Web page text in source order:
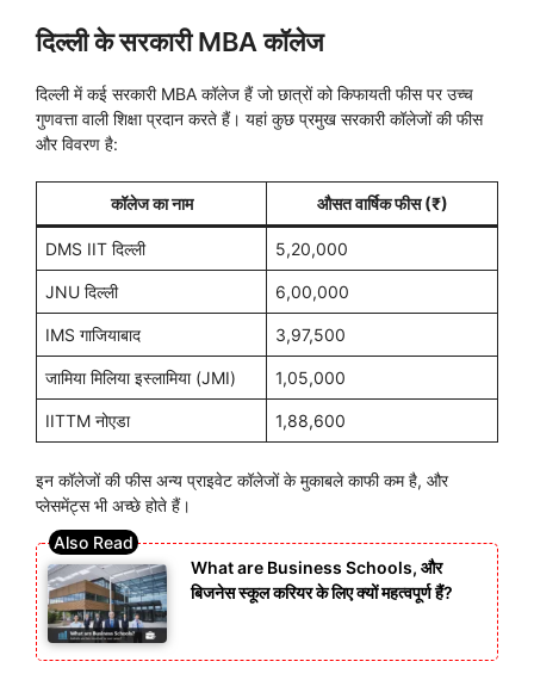
दिल्ली के सरकारी MBA कॉलेज
दिल्ली में कई सरकारी MBA कॉलेज हैं जो छात्रों को किफायती फीस पर उच्च
गुणवत्ता वाली शिक्षा प्रदान करते हैं। यहां कुछ प्रमुख सरकारी कॉलेजों की फीस
और विवरण है:
कॉलेज का नाम औसत वार्षिक फीस (₹)
DMS IIT दिल्ली 5,20,000
JNU दिल्ली 6,00,000
IMS गाजियाबाद 3,97,500
जामिया मिलिया इस्लामिया (JMI) 1,05,000
IITTM नोएडा 1,88,600
इन कॉलेजों की फीस अन्य प्राइवेट कॉलेजों के मुकाबले काफी कम है, और
प्लेसमेंट्स भी अच्छे होते हैं।
What are Business Schools, और
बिजनेस स्कूल करियर के लिए क्यों महत्वपूर्ण हैं?